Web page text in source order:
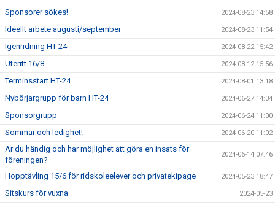
Sponsorer sökes! 2024-08-23 14:58
Ideellt arbete augusti/september 2024-08-23 11:54
Igenridning HT-24 2024-08-22 15:42
Uteritt 16/8 2024-08-12 15:56
Terminsstart HT-24 2024-08-01 13:18
Nybörjargrupp för barn HT-24 2024-06-27 14:34
Sponsorgrupp 2024-06-24 11:00
Sommar och ledighet! 2024-06-20 11:02
Är du händig och har möjlighet att göra en insats för
föreningen?
2024-06-14 07:46
Hopptävling 15/6 för ridskoleelever och privatekipage 2024-05-23 18:47
Sitskurs för vuxna 2024-05-23